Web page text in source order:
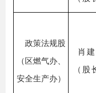
政策法规股
（区燃气办、
安全生产办）
肖
（股